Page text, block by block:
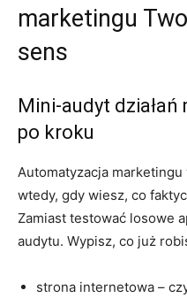
marketingu
sens
Mini-audyt
po kroku
Automatyzacja marketingu
wtedy, gdy wiesz, co
Zamiast testować losowe
audytu. Wypisz, co już
strona internetowa –